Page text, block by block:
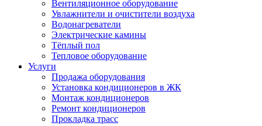
Вентиляционное оборудование
Увлажнители и очистители воздуха
Водонагреватели
Электрические камины
Тёплый пол
Тепловое оборудование
Услуги
Продажа оборудования
Установка кондиционеров в ЖК
Монтаж кондиционеров
Ремонт кондиционеров
Прокладка трасс